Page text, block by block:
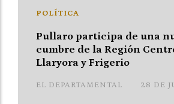
Pullaro participa de una
cumbre de la Región
Llaryora y Frigerio
EL DEPARTAMENTAL
POLÍTICA
28 DE